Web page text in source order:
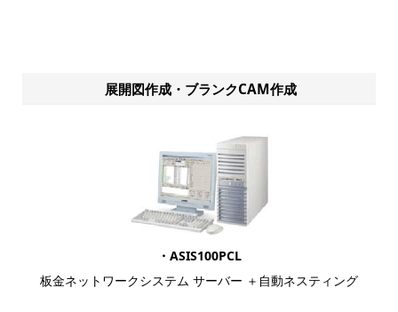
展開図作成・ブランクCAM作成
・ASIS100PCL
板金ネットワークシステム サーバー ＋自動ネスティング